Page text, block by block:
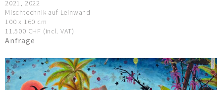
2021, 2022
Mischtechnik auf Leinwand
100 x 160 cm
11.500 CHF (incl. VAT)
Anfrage